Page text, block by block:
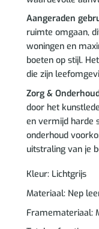
Aangeraden
ruimte omgaan,
woningen en
boeten op stijl.
die zijn
Zorg &
door het
en vermijd harde
onderhoud
uitstraling van je
Kleur: Lichtgrijs
Materiaal: Nep
Framemateriaal: